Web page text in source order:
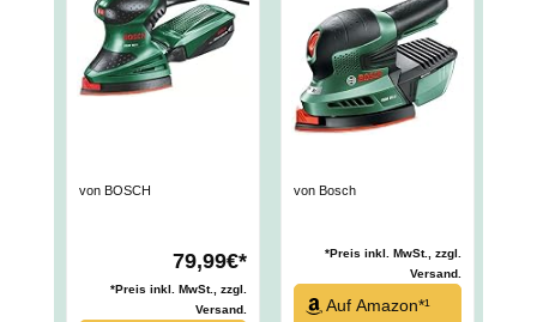
(160 W, Schwingzahl
24.000 min-1,
Schwingkreis-Ø 1,6
mm)
von BOSCH
79,99€*
*Preis inkl. MwSt., zzgl.
Versand.
von Bosch
*Preis inkl. MwSt., zzgl.
Versand.
Auf Amazon*¹